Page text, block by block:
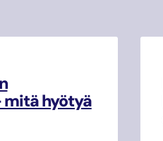
hyötyä